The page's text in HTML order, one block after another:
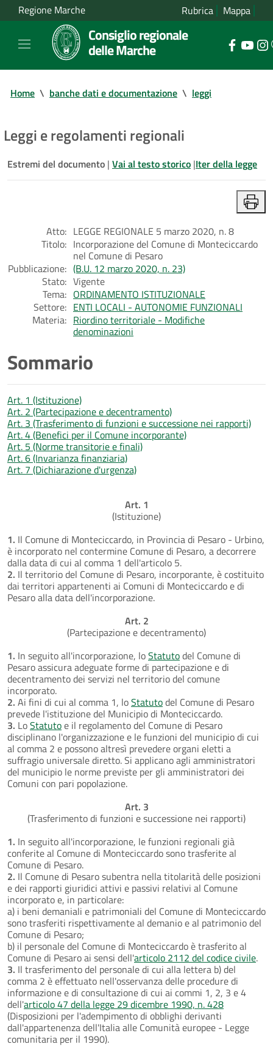
Regione Marche Rubrica Mappa
Consiglio regionale
delle Marche
Home \ banche dati e documentazione \ leggi
Leggi e regolamenti regionali
Estremi del documento | Vai al testo storico |Iter della legge
Atto: LEGGE REGIONALE 5 marzo 2020, n. 8
Titolo: Incorporazione del Comune di Monteciccardo
nel Comune di Pesaro
Pubblicazione: (B.U. 12 marzo 2020, n. 23)
Stato: Vigente
Tema: ORDINAMENTO ISTITUZIONALE
Settore: ENTI LOCALI - AUTONOMIE FUNZIONALI
Materia: Riordino territoriale - Modifiche
denominazioni
Sommario
Art. 1 (Istituzione)
Art. 2 (Partecipazione e decentramento)
Art. 3 (Trasferimento di funzioni e successione nei rapporti)
Art. 4 (Benefici per il Comune incorporante)
Art. 5 (Norme transitorie e finali)
Art. 6 (Invarianza finanziaria)
Art. 7 (Dichiarazione d'urgenza)
Art. 1
(Istituzione)
1. Il Comune di Monteciccardo, in Provincia di Pesaro - Urbino,
è incorporato nel contermine Comune di Pesaro, a decorrere
dalla data di cui al comma 1 dell'articolo 5.
2. Il territorio del Comune di Pesaro, incorporante, è costituito
dai territori appartenenti ai Comuni di Monteciccardo e di
Pesaro alla data dell'incorporazione.
Art. 2
(Partecipazione e decentramento)
1. In seguito all'incorporazione, loStatutodel Comune di
Pesaro assicura adeguate forme di partecipazione e di
decentramento dei servizi nel territorio del comune
incorporato.
2. Ai fini di cui al comma 1, loStatutodel Comune di Pesaro
prevede l'istituzione del Municipio di Monteciccardo.
3. LoStatutoe il regolamento del Comune di Pesaro
disciplinano l'organizzazione e le funzioni del municipio di cui
al comma 2 e possono altresì prevedere organi eletti a
suffragio universale diretto. Si applicano agli amministratori
del municipio le norme previste per gli amministratori dei
Comuni con pari popolazione.
Art. 3
(Trasferimento di funzioni e successione nei rapporti)
1. In seguito all'incorporazione, le funzioni regionali già
conferite al Comune di Monteciccardo sono trasferite al
Comune di Pesaro.
2. Il Comune di Pesaro subentra nella titolarità delle posizioni
e dei rapporti giuridici attivi e passivi relativi al Comune
incorporato e, in particolare:
a) i beni demaniali e patrimoniali del Comune di Monteciccardo
sono trasferiti rispettivamente al demanio e al patrimonio del
Comune di Pesaro;
b) il personale del Comune di Monteciccardo è trasferito al
Comune di Pesaro ai sensi dell'articolo 2112 del codice civile.
3. Il trasferimento del personale di cui alla lettera b) del
comma 2 è effettuato nell'osservanza delle procedure di
informazione e di consultazione di cui ai commi 1, 2, 3 e 4
dell'articolo 47 della legge 29 dicembre 1990, n. 428
(Disposizioni per l'adempimento di obblighi derivanti
dall'appartenenza dell'Italia alle Comunità europee - Legge
comunitaria per il 1990).